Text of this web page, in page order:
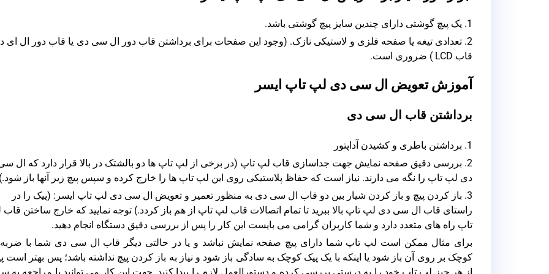
1. پک پیچ گوشتی دارای چندین سایز پیچ گوشتی باشد.
2. تعدادی تیغه یا صفحه فلزی و لاستیکی نازک. (وجود این صفحات برای برداشتن قاب دور ال سی دی یا قاب دور ال ای
قاب LCD ) ضروری است.
آموزش تعویض ال سی دی لپ تاپ ایسر
برداشتن قاب ال سی دی
1. برداشتن باطری و کشیدن آداپتور
2. بررسی دقیق صفحه نمایش جهت جداسازی قاب لپ تاپ (در برخی از لپ تاپ ها دو بالشتک در بالا قرار دارد که ال
دی لپ تاپ را نگه می دارند. نیاز است که حفاظ پلاستیکی روی این لپ تاپ ها را خارج کرده و سپس پیچ زیر آنها باز شود.)
3. باز کردن پیچ و باز کردن شیار بین دو قاب ال سی دی به منظور تعمیر و تعویض ال سی دی لپ تاپ ایسر: (پیک را در
راستای قاب ال سی دی لپ تاپ بالا ببرید تا تمام اتصالات قاب لپ تاپ از هم باز کردد.) توجه نمایید که خارج ساختن
تاپ راه های متعدد دارد و شما کاربران گرامی می بایست این کار را پس از بررسی دقیق دستگاه انجام دهید.
برای مثال ممکن است لپ تاپ شما دارای پیچ صفحه نمایش نباشد و یا در حالتی دیگر قاب ال سی دی شما با
کوچک بر روی آن باز شود یا اینکه با یک پیک کوچک به سادگی باز شود و نیاز به باز کردن پیچ نداشته باشد؛ پس بهتر است